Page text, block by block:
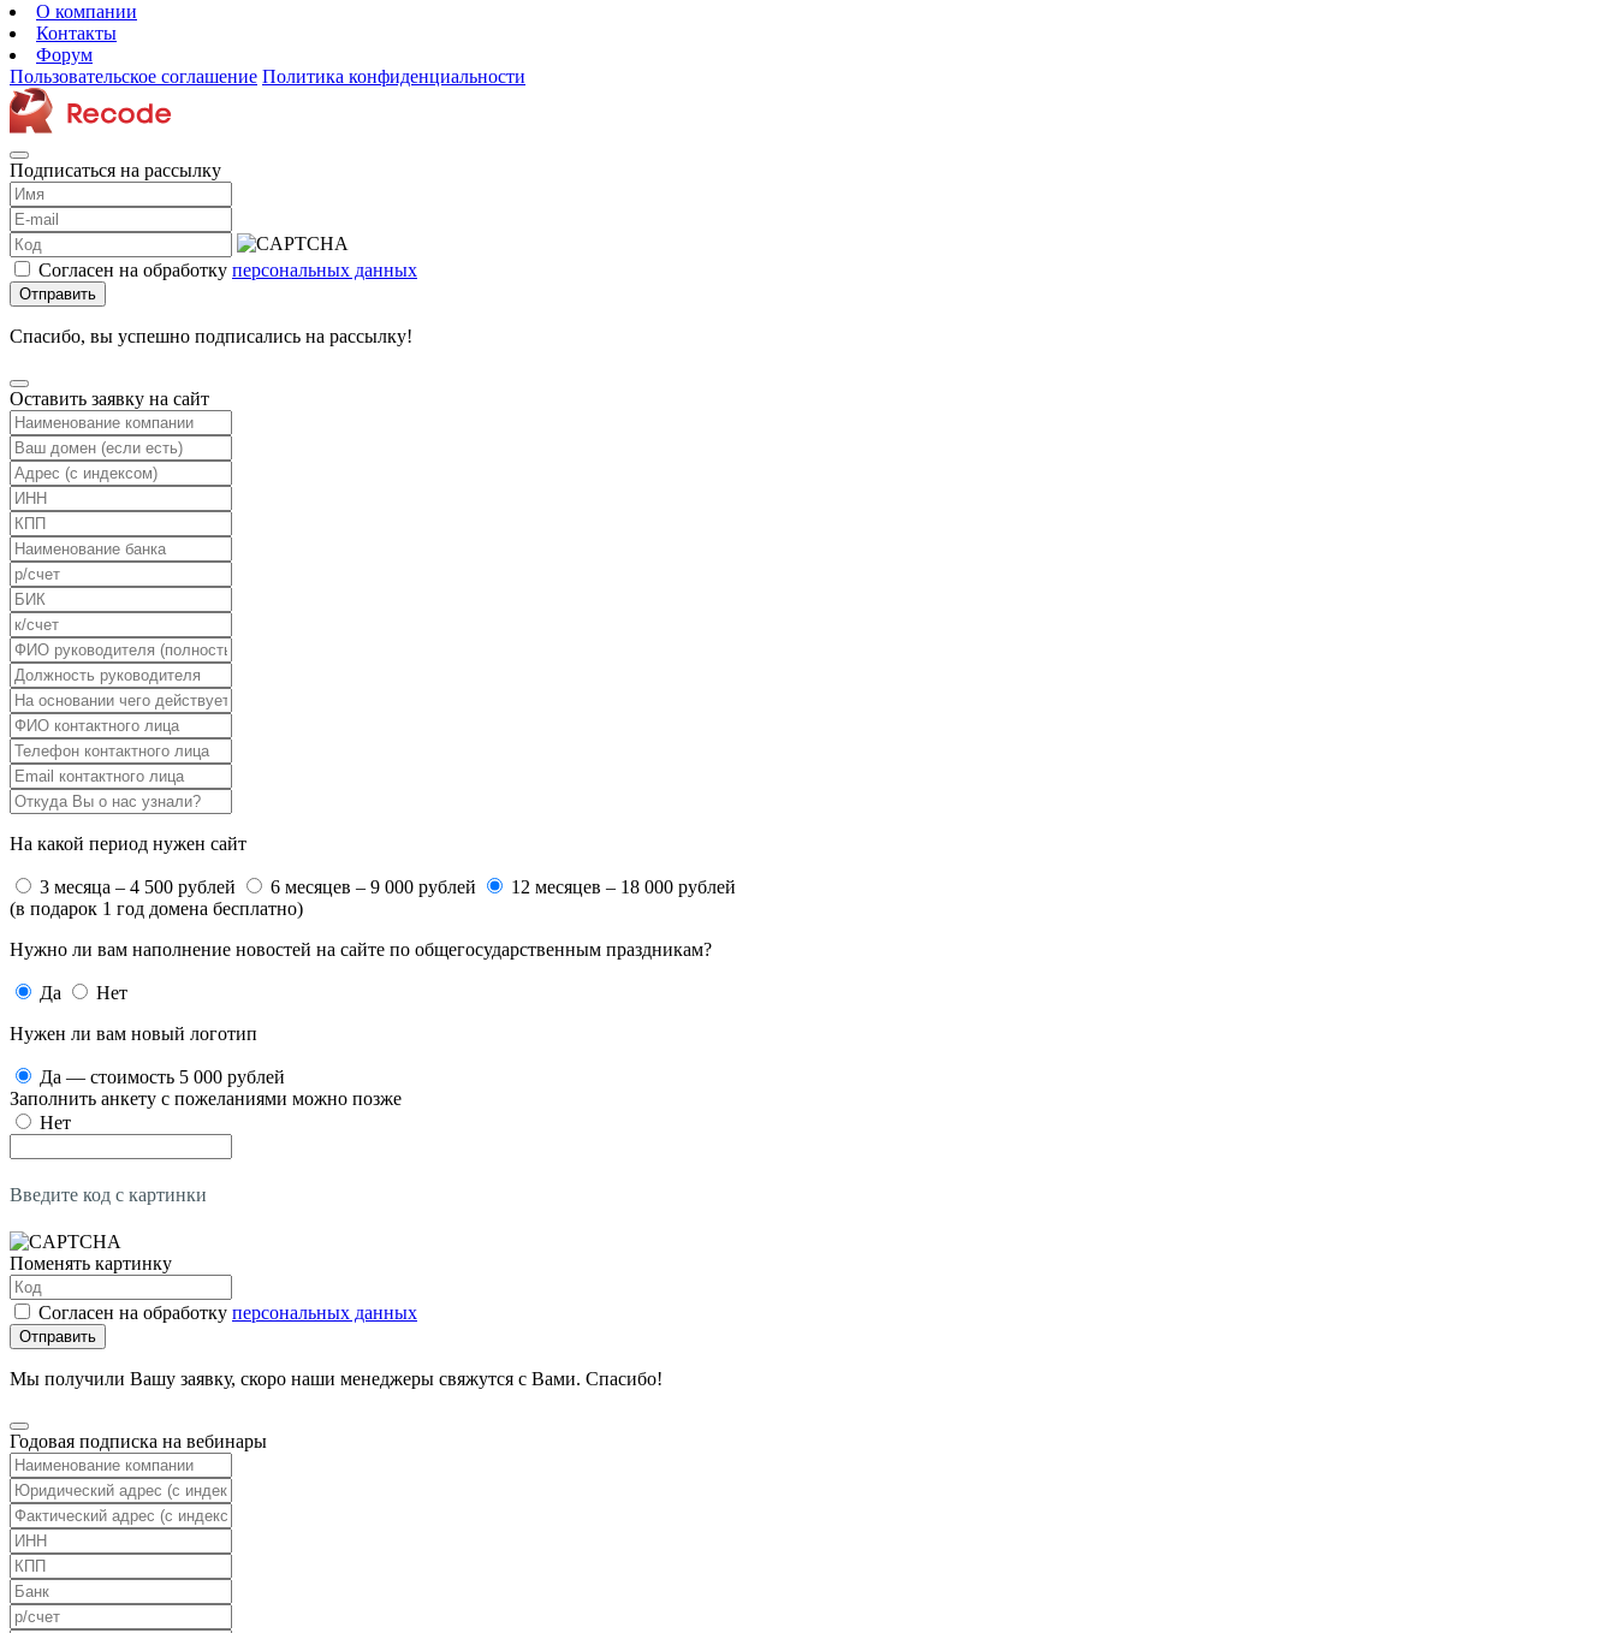
О компании
Контакты
Форум
Пользовательское соглашение Политика конфиденциальности
Подписаться на рассылку
Согласен на обработку персональных данных
Отправить
Спасибо, вы успешно подписались на рассылку!
Оставить заявку на сайт
На какой период нужен сайт
3 месяца – 4 500 рублей 6 месяцев – 9 000 рублей
12 месяцев – 18 000 рублей
(в подарок 1 год домена бесплатно)
Нужно ли вам наполнение новостей на сайте по общегосударственным праздникам?
Да
Нет
Нужен ли вам новый логотип
Да — стоимость 5 000 рублей
Заполнить анкету с пожеланиями можно позже
Нет
Введите код с картинки
Поменять картинку
Согласен на обработку персональных данных
Отправить
Мы получили Вашу заявку, скоро наши менеджеры свяжутся с Вами. Спасибо!
Годовая подписка на вебинары